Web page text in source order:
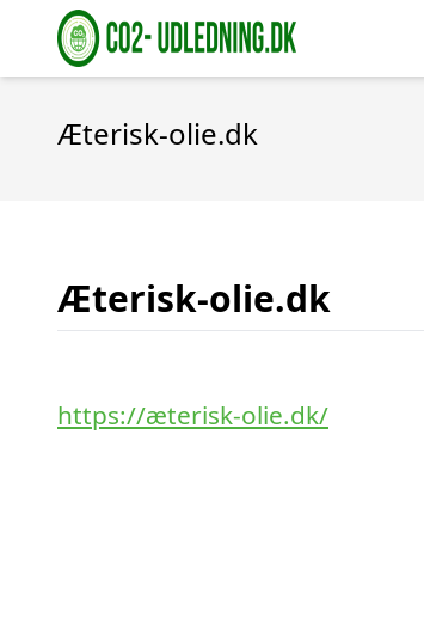
Æterisk-olie.dk
Æterisk-olie.dk
https://æterisk-olie.dk/